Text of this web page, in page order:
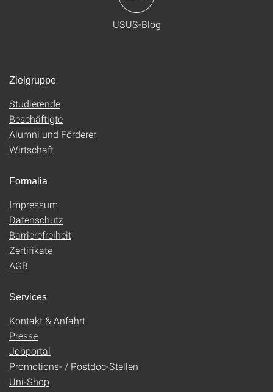
USUS-Blog
Zielgruppe
Studierende
Beschäftigte
Alumni und Förderer
Wirtschaft
Formalia
Impressum
Datenschutz
Barrierefreiheit
Zertifikate
AGB
Services
Kontakt & Anfahrt
Presse
Jobportal
Promotions- / Postdoc-Stellen
Uni-Shop